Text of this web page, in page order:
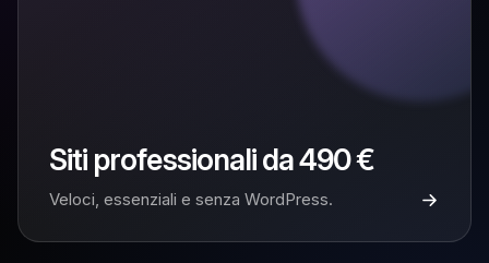
Siti professionali da 490 €
Veloci, essenziali e senza WordPress.